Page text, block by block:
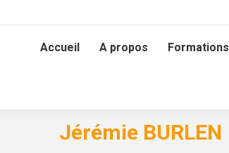
Accueil A propos Formations
Jérémie BURLEN